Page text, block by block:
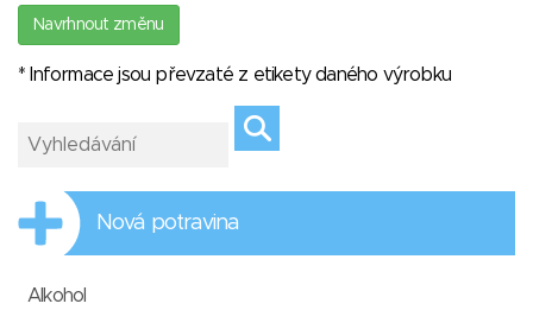
Navrhnout změnu
* Informace jsou převzaté z etikety daného výrobku
Nová potravina
Alkohol